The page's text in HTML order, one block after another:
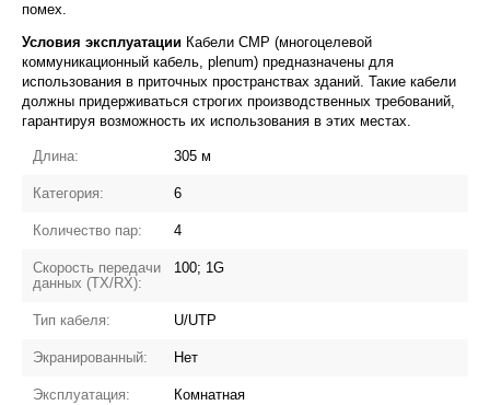
помех.
Условия эксплуатации Кабели CMP (многоцелевой
коммуникационный кабель, plenum) предназначены для
использования в приточных пространствах зданий. Такие кабели
должны придерживаться строгих производственных требований,
гарантируя возможность их использования в этих местах.
Длина: 305 м
Категория: 6
Количество пар: 4
Скорость передачи
данных (TX/RX):
100; 1G
Тип кабеля: U/UTP
Экранированный: Нет
Эксплуатация: Комнатная